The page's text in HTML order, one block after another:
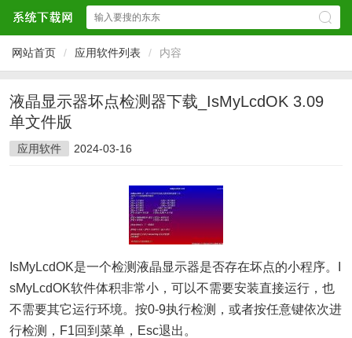
网站首页 / 应用软件列表 / 内容
液晶显示器坏点检测器下载_IsMyLcdOK 3.09
单文件版
应用软件 2024-03-16
IsMyLcdOK是一个检测液晶显示器是否存在坏点的小程序。I
sMyLcdOK软件体积非常小，可以不需要安装直接运行，也
不需要其它运行环境。按0-9执行检测，或者按任意键依次进
行检测，F1回到菜单，Esc退出。